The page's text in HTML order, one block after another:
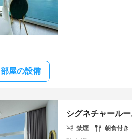
部屋の設備
シグネチャール
禁煙 朝食付き